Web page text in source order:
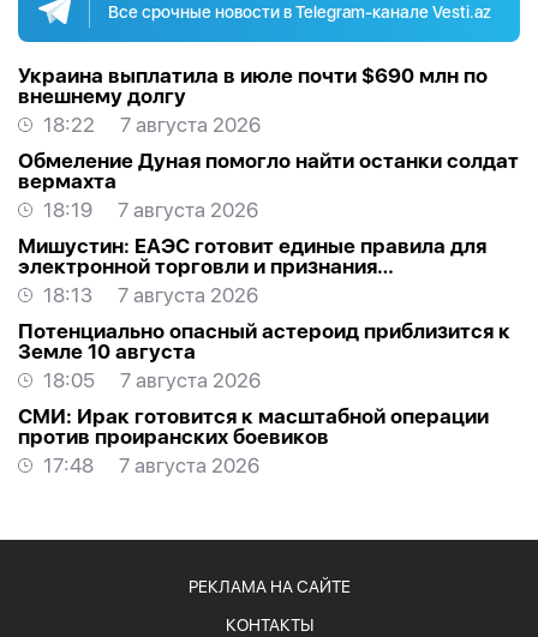
Все срочные новости в Telegram-канале Vesti.az
Украина выплатила в июле почти $690 млн по
внешнему долгу
18:22
7 августа 2026
Обмеление Дуная помогло найти останки солдат
вермахта
18:19
7 августа 2026
Мишустин: ЕАЭС готовит единые правила для
электронной торговли и признания
квалификаций
18:13
7 августа 2026
Потенциально опасный астероид приблизится к
Земле 10 августа
18:05
7 августа 2026
СМИ: Ирак готовится к масштабной операции
против проиранских боевиков
17:48
7 августа 2026
РЕКЛАМА НА САЙТЕ
КОНТАКТЫ